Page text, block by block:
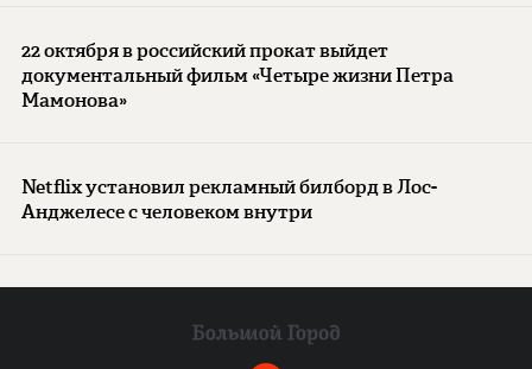
22 октября в российский прокат выйдет
документальный фильм «Четыре жизни Петра
Мамонова»
Netflix установил рекламный билборд в Лос-
Анджелесе с человеком внутри